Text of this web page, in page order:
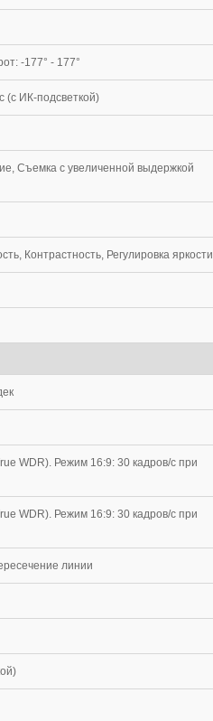
-177° - 177°
(с ИК-подсветкой)
Съемка с увеличенной выдержкой
Контрастность, Регулировка яркости
WDR). Режим 16:9: 30 кадров/с при
WDR). Режим 16:9: 30 кадров/с при
линии